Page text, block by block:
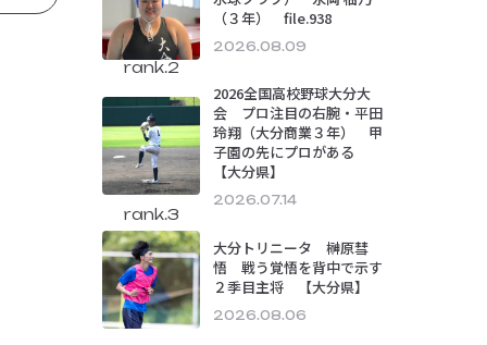
（３年） file.938
2026.08.09
rank.2
2026全国高校野球大分大
会 プロ注目の右腕・平田
玲翔（大分商業３年） 甲
子園の先にプロがある
【大分県】
2026.07.14
rank.3
大分トリニータ 榊原彗
悟 戦う覚悟を背中で示す
２季目主将 【大分県】
2026.08.06